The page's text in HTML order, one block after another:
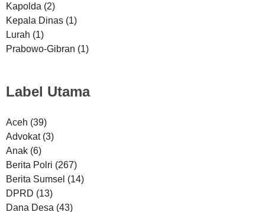
Kapolda (2)
Kepala Dinas (1)
Lurah (1)
Prabowo-Gibran (1)
Label Utama
Aceh (39)
Advokat (3)
Anak (6)
Berita Polri (267)
Berita Sumsel (14)
DPRD (13)
Dana Desa (43)